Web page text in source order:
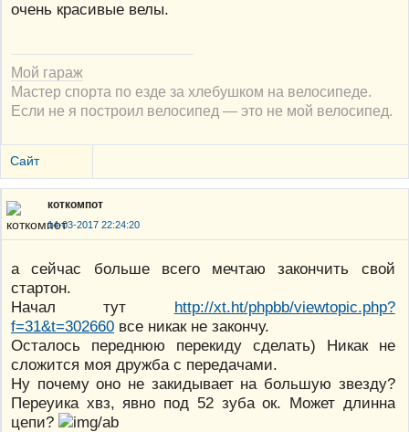
очень красивые велы.
Мой гараж
Мастер спорта по езде за хлебушком на велосипеде.
Если не я построил велосипед — это не мой велосипед.
Сайт
коткомпот
14-03-2017 22:24:20
а сейчас больше всего мечтаю закончить свой
стартон.
Начал тут http://xt.ht/phpbb/viewtopic.php?
f=31&t=302660 все никак не закончу.
Осталось переднюю перекиду сделать) Никак не
сложится моя дружба с передачами.
Ну почему оно не закидывает на большую звезду?
Переуика хвз, явно под 52 зуба ок. Может длинна
цепи?